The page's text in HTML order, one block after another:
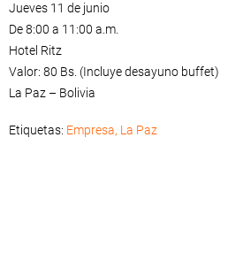
Jueves 11 de junio
De 8:00 a 11:00 a.m.
Hotel Ritz
Valor: 80 Bs. (Incluye desayuno buffet)
La Paz – Bolivia
Etiquetas: Empresa, La Paz